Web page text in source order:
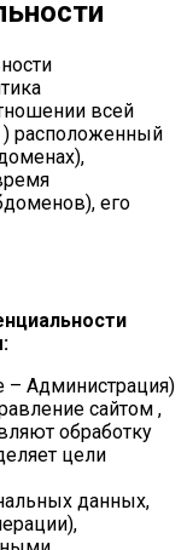
всей
) расположенный
его
– Администрация)
сайтом ,
обработку
цели
данных,